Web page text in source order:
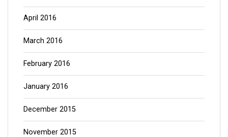
April 2016
March 2016
February 2016
January 2016
December 2015
November 2015